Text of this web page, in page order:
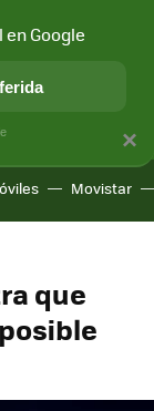
Movistar
que
×
Google